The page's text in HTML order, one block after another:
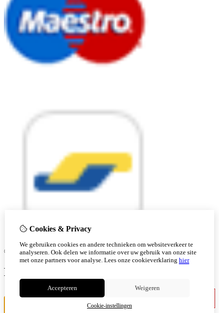
© Copyright 2026 |
Cookies & Privacy
We gebruiken cookies en andere technieken om websiteverkeer te
analyseren. Ook delen we informatie over uw gebruik van onze site
met onze partners voor analyse. Lees onze cookieverklaring hier
Accepteren Weigeren
Cookie-instellingen
Ben je 18 of ouder?